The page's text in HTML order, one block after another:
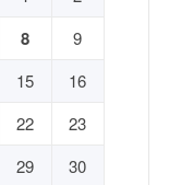
8
9
15
16
22
23
29
30